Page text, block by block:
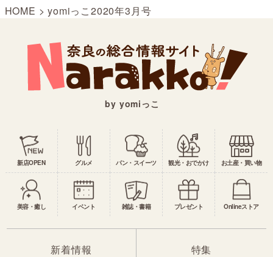
HOME >yomiっこ2020年3月号
by yomiっこ
新店OPEN グルメ パン・スイーツ 観光・おでかけ お土産・買い物
美容・癒し イベント 雑誌・書籍 プレゼント Onlineストア
新着情報 特集